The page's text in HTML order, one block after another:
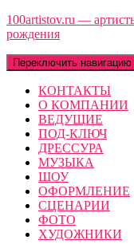
100artistov.ru —
рождения
Переключить навигацию
КОНТАКТЫ
О КОМПАНИИ
ВЕДУЩИЕ
ПОД-КЛЮЧ
ДРЕССУРА
МУЗЫКА
ШОУ
ОФОРМЛЕНИЕ
СЦЕНАРИИ
ФОТО
ХУДОЖНИКИ